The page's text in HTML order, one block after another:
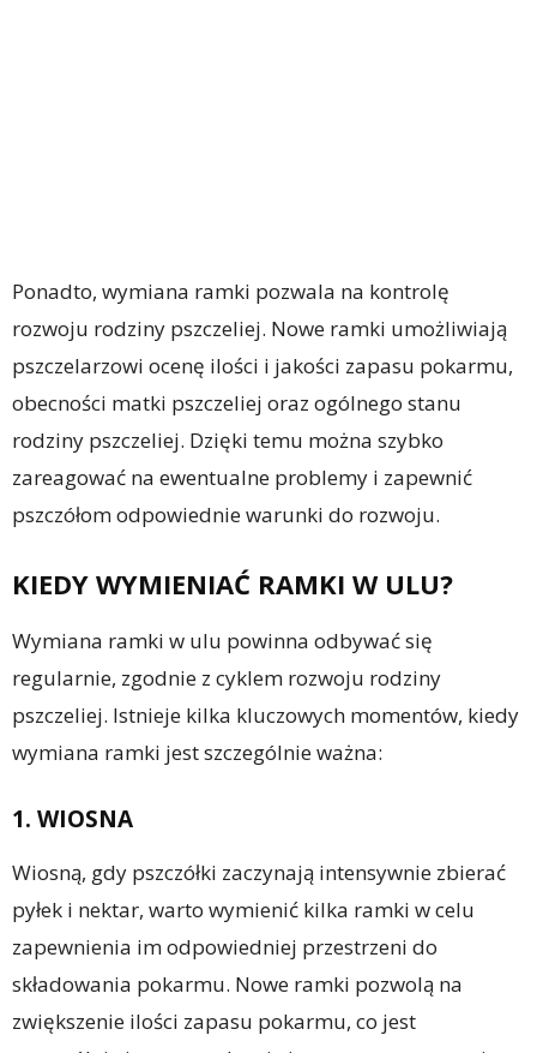
Ponadto, wymiana ramki pozwala na kontrolę
rozwoju rodziny pszczeliej. Nowe ramki umożliwiają
pszczelarzowi ocenę ilości i jakości zapasu pokarmu,
obecności matki pszczeliej oraz ogólnego stanu
rodziny pszczeliej. Dzięki temu można szybko
zareagować na ewentualne problemy i zapewnić
pszczółom odpowiednie warunki do rozwoju.
KIEDY WYMIENIAĆ RAMKI W ULU?
Wymiana ramki w ulu powinna odbywać się
regularnie, zgodnie z cyklem rozwoju rodziny
pszczeliej. Istnieje kilka kluczowych momentów, kiedy
wymiana ramki jest szczególnie ważna:
1. WIOSNA
Wiosną, gdy pszczółki zaczynają intensywnie zbierać
pyłek i nektar, warto wymienić kilka ramki w celu
zapewnienia im odpowiedniej przestrzeni do
składowania pokarmu. Nowe ramki pozwolą na
zwiększenie ilości zapasu pokarmu, co jest